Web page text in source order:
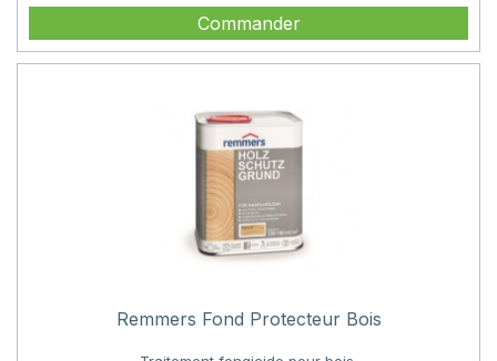
Commander
Remmers Fond Protecteur Bois